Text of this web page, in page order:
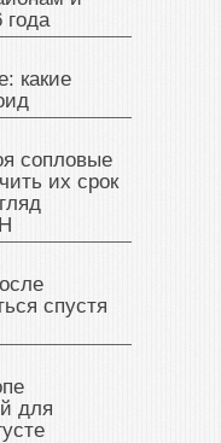
какие
сопловые
их срок
спустя
для